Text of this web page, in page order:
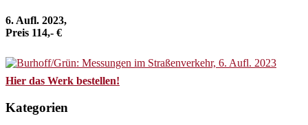
6. Aufl. 2023,
Preis 114,- €
Hier das Werk bestellen!
Kategorien